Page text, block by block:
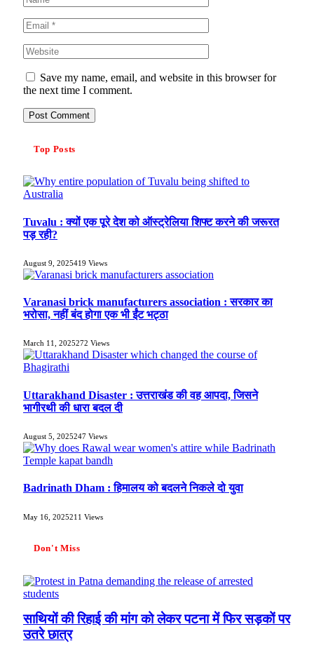
Save my name, email, and website in this browser for
the next time I comment.
Top Posts
Tuvalu : क्यों एक पूरे देश को ऑस्ट्रेलिया शिफ्ट करने की जरूरत
पड़ रही?
August 9, 2025419 Views
Varanasi brick manufacturers association : सरकार का
भरोसा, नहीं बंद होगा एक भी ईंट भट्ठा
March 11, 2025272 Views
Uttarakhand Disaster : उत्तराखंड की वह आपदा, जिसने
भागीरथी की धारा बदल दी
August 5, 2025247 Views
Badrinath Dham : हिमालय को बदलने निकले दो युवा
May 16, 2025211 Views
Don't Miss
साथियों की रिहाई की मांग को लेकर पटना में फिर सड़कों पर
उतरे छात्र